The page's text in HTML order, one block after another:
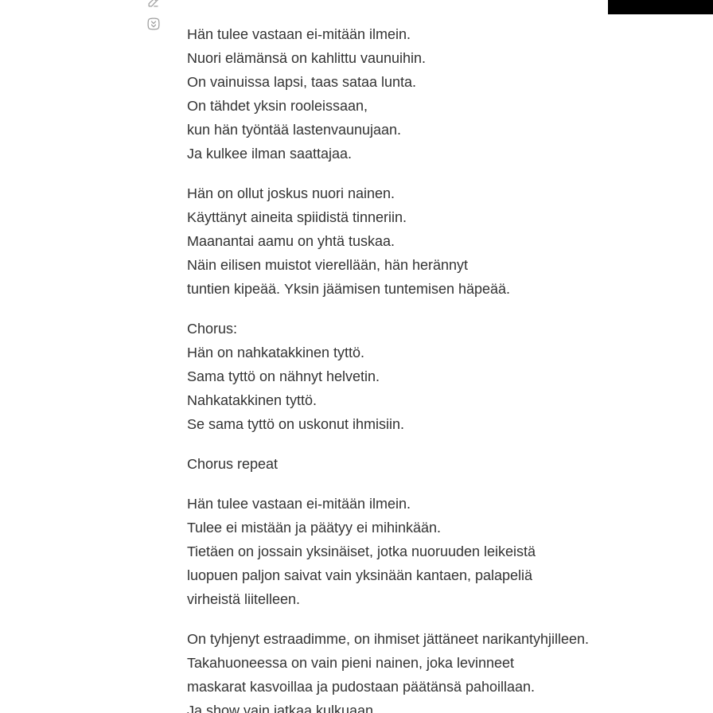
Hän tulee vastaan ei-mitään ilmein.
Nuori elämänsä on kahlittu vaunuihin.
On vainuissa lapsi, taas sataa lunta.
On tähdet yksin rooleissaan,
kun hän työntää lastenvaunujaan.
Ja kulkee ilman saattajaa.
Hän on ollut joskus nuori nainen.
Käyttänyt aineita spiidistä tinneriin.
Maanantai aamu on yhtä tuskaa.
Näin eilisen muistot vierellään, hän herännyt
tuntien kipeää. Yksin jäämisen tuntemisen häpeää.
Chorus:
Hän on nahkatakkinen tyttö.
Sama tyttö on nähnyt helvetin.
Nahkatakkinen tyttö.
Se sama tyttö on uskonut ihmisiin.
Chorus repeat
Hän tulee vastaan ei-mitään ilmein.
Tulee ei mistään ja päätyy ei mihinkään.
Tietäen on jossain yksinäiset, jotka nuoruuden leikeistä
luopuen paljon saivat vain yksinään kantaen, palapeliä
virheistä liitelleen.
On tyhjenyt estraadimme, on ihmiset jättäneet narikantyhjilleen.
Takahuoneessa on vain pieni nainen, joka levinneet
maskarat kasvoillaa ja pudostaan päätänsä pahoillaan.
automático